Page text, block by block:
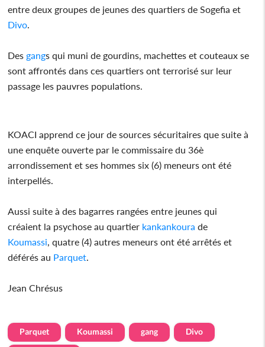
entre deux groupes de jeunes des quartiers de Sogefia et
Divo.
Des gangs qui muni de gourdins, machettes et couteaux se
sont affrontés dans ces quartiers ont terrorisé sur leur
passage les pauvres populations.
KOACI apprend ce jour de sources sécuritaires que suite à
une enquête ouverte par le commissaire du 36è
arrondissement et ses hommes six (6) meneurs ont été
interpellés.
Aussi suite à des bagarres rangées entre jeunes qui
créaient la psychose au quartier kankankoura de
Koumassi, quatre (4) autres meneurs ont été arrêtés et
déférés au Parquet.
Jean Chrésus
Parquet Koumassi gang Divo